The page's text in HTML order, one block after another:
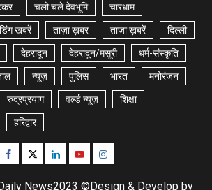
चलो चले देवभूमि चारधाम
खबरें ताज़ा ख़बर ताज़ा ख़बरें दिल्ली
देहरादून देहरादून/मसूरी धर्म-संस्कृति
न्यूज़ पुलिस भारत मनोरंजन
रुद्रप्रयाग वर्ल्ड न्यूज़ शिक्षा
हरिद्वार
Facebook
TwitterLinkedinYoutubeInstagram
News2023 ©Design & Develop by